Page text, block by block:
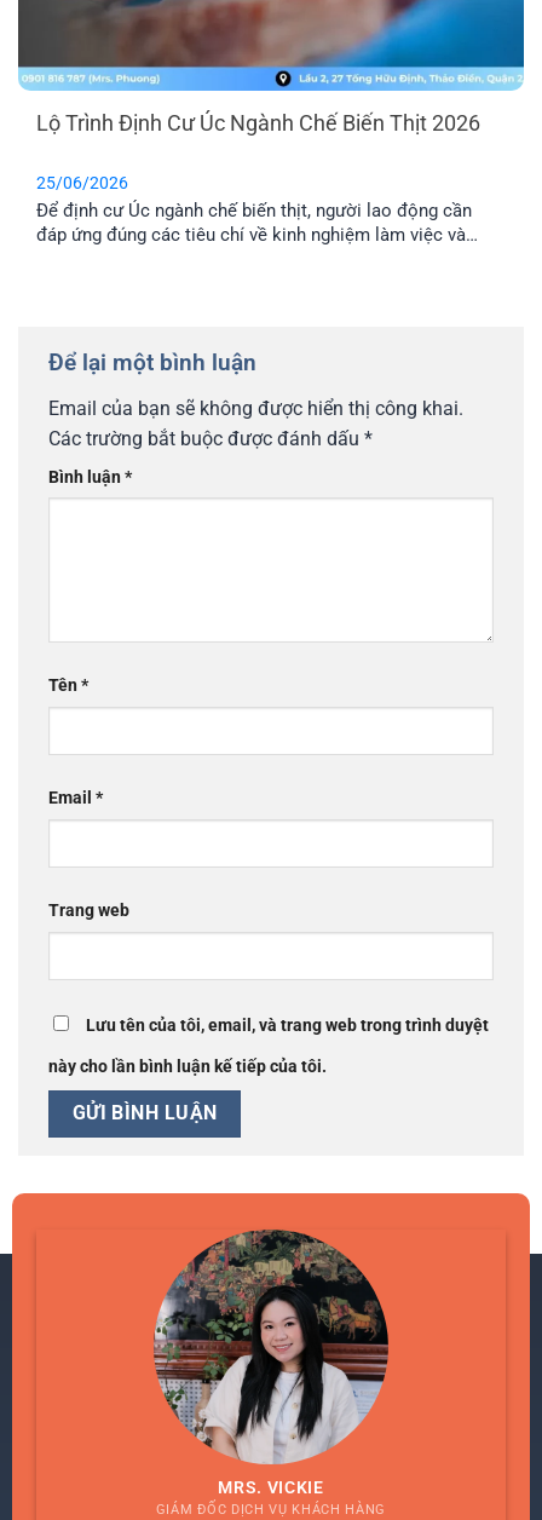
Lộ Trình Định Cư Úc Ngành Chế Biến Thịt 2026
25/06/2026
Để định cư Úc ngành chế biến thịt, người lao động cần
đáp ứng đúng các tiêu chí về kinh nghiệm làm việc và
Để lại một bình luận
Email của bạn sẽ không được hiển thị công khai.
Các trường bắt buộc được đánh dấu *
Bình luận*
Tên*
Email *
Trang web
Lưu tên của tôi, email, và trang web trong trình duyệt
này cho lần bình luận kế tiếp của tôi.
MRS. VICKIE
GIÁM ĐỐC DỊCH VỤ KHÁCH HÀNG